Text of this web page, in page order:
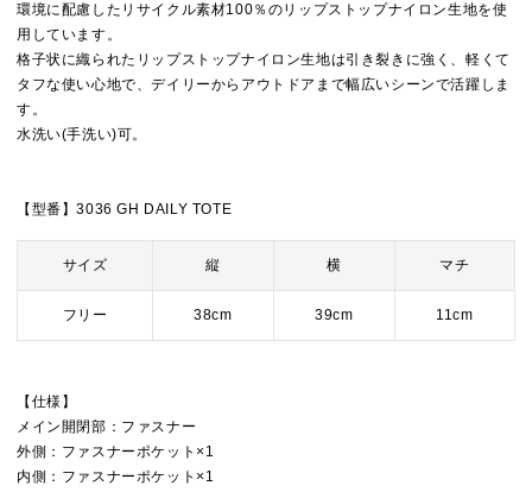
環境に配慮したリサイクル素材100％のリップストップナイロン生地を使
用しています。
格子状に織られたリップストップナイロン生地は引き裂きに強く、軽くて
タフな使い心地で、デイリーからアウトドアまで幅広いシーンで活躍しま
す。
水洗い(手洗い)可。
【型番】3036 GH DAILY TOTE
サイズ 縦 横 マチ
フリー 38cm 39cm 11cm
【仕様】
メイン開閉部：ファスナー
外側：ファスナーポケット×1
内側：ファスナーポケット×1